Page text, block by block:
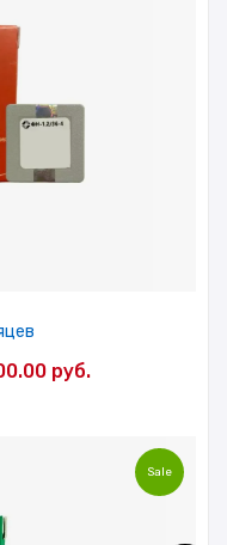
руб.Текущая
Sale